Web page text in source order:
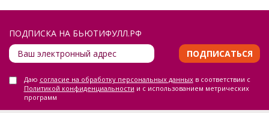
ПОДПИСКА НА БЬЮТИФУЛЛ.РФ
ПОДПИСАТЬСЯ
Даю согласие на обработку персональных данныхв соответствии с
Политикой конфиденциальности и с использованием метрических
программ